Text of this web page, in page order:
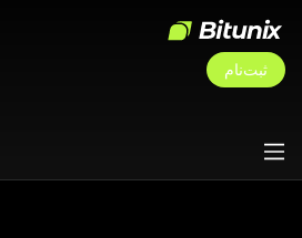
ثبت‌نام